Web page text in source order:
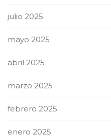
julio 2025
mayo 2025
abril 2025
marzo 2025
febrero 2025
enero 2025